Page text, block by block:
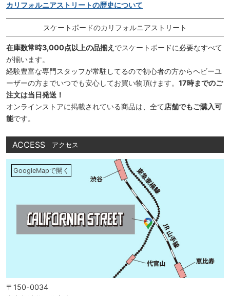
カリフォルニアストリートの歴史について
スケートボードのカリフォルニアストリート
在庫数常時3,000点以上の品揃え でスケートボードに必要なすべて
が揃います。
経験豊富な専門スタッフが常駐してるので初心者の方からヘビーユ
ーザーの方までいつでも安心してお買い物頂けます。 17時までのご
注文は当日発送！
オンラインストアに掲載されている商品は、全て店舗でもご購入可
能です。
ACCESS アクセス
GoogleMapで開く
〒150-0034